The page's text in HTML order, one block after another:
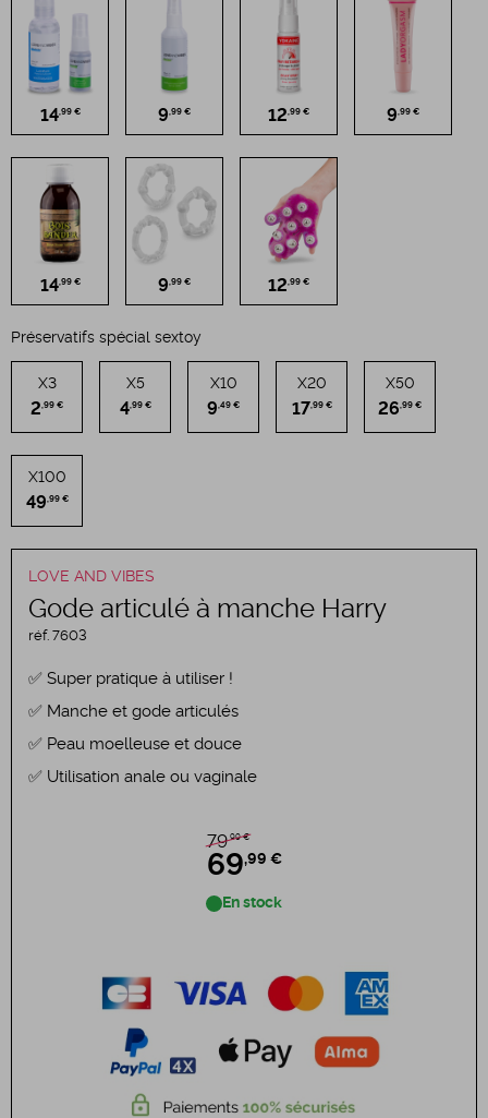
LOVE AND VIBES
Gode articulé à manche Harry
réf. 7603
Super pratique à utiliser !
Manche et gode articulés
Peau moelleuse et douce
Utilisation anale ou vaginale
79,99 €
69,99 €
En stock
14,99 € 9,99 € 12,99 € 9,99 €
14,99 € 9,99 € 12,99 €
Préservatifs spécial sextoy
X3
2 ,99 €
X5
4 ,99 €
X10
9 ,49 €
X20
17,99 €
X50
26 ,99 €
X100
49 ,99 €